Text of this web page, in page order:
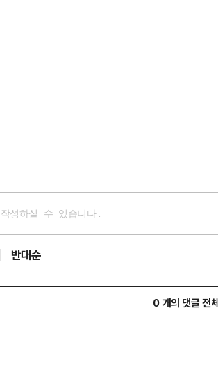
반대순
0 개의 댓글 전